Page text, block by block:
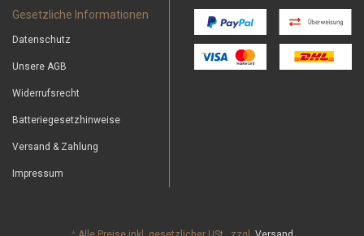
Gesetzliche Informationen
Datenschutz
Unsere AGB
Widerrufsrecht
Batteriegesetzhinweise
Versand & Zahlung
Impressum